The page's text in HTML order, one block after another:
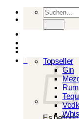
Suchen
nach:
Topseller
Gin
Rum